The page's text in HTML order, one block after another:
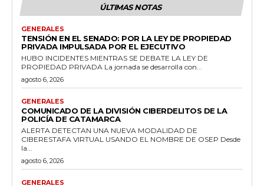
ÚLTIMAS NOTAS
GENERALES
TENSIÓN EN EL SENADO: POR LA LEY DE PROPIEDAD
PRIVADA IMPULSADA POR EL EJECUTIVO
HUBO INCIDENTES MIENTRAS SE DEBATE LA LEY DE
PROPIEDAD PRIVADA La jornada se desarrolla con...
agosto 6, 2026
GENERALES
COMUNICADO DE LA DIVISIÓN CIBERDELITOS DE LA
POLICÍA DE CATAMARCA
ALERTA DETECTAN UNA NUEVA MODALIDAD DE
CIBERESTAFA VIRTUAL USANDO EL NOMBRE DE OSEP Desde
la...
agosto 6, 2026
GENERALES